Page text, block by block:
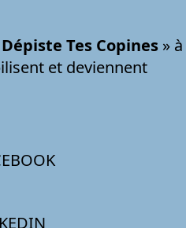
Dépiste Tes Copines »
et deviennent